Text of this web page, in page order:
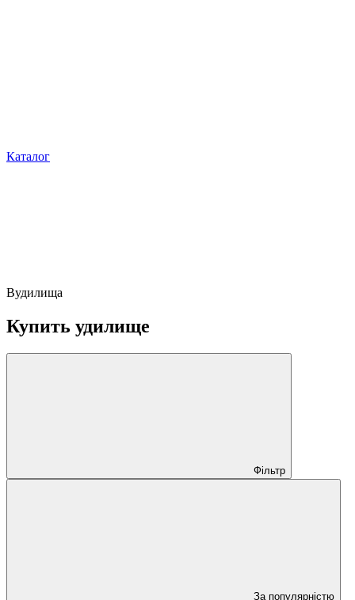
Каталог
Вудилища
Купить удилище
Фільтр
За популярністю